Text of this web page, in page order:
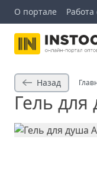
О портале
Назад
Гель